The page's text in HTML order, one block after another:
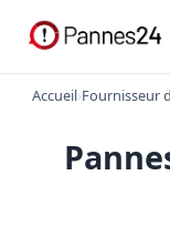
Accueil›Fournisseur